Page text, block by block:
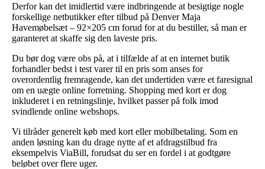
Derfor kan det imidlertid være indbringende at besigtige nogle
forskellige netbutikker efter tilbud på Denver Maja
Havemøbelsæt – 92×205 cm forud for at du bestiller, så man er
garanteret at skaffe sig den laveste pris.
Du bør dog være obs på, at i tilfælde af at en internet butik
forhandler bedst i test varer til en pris som anses for
overordentlig fremragende, kan det undertiden være et faresignal
om en uægte online forretning. Shopping med kort er dog
inkluderet i en retningslinje, hvilket passer på folk imod
svindlende online webshops.
Vi tilråder generelt køb med kort eller mobilbetaling. Som en
anden løsning kan du drage nytte af et afdragstilbud fra
eksempelvis ViaBill, forudsat du ser en fordel i at godtgøre
beløbet over flere uger.